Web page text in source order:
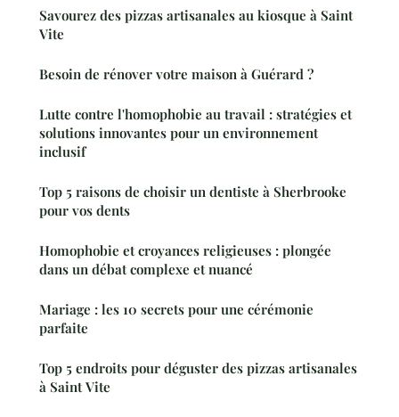
Savourez des pizzas artisanales au kiosque à Saint
Vite
Besoin de rénover votre maison à Guérard ?
Lutte contre l'homophobie au travail : stratégies et
solutions innovantes pour un environnement
inclusif
Top 5 raisons de choisir un dentiste à Sherbrooke
pour vos dents
Homophobie et croyances religieuses : plongée
dans un débat complexe et nuancé
Mariage : les 10 secrets pour une cérémonie
parfaite
Top 5 endroits pour déguster des pizzas artisanales
à Saint Vite